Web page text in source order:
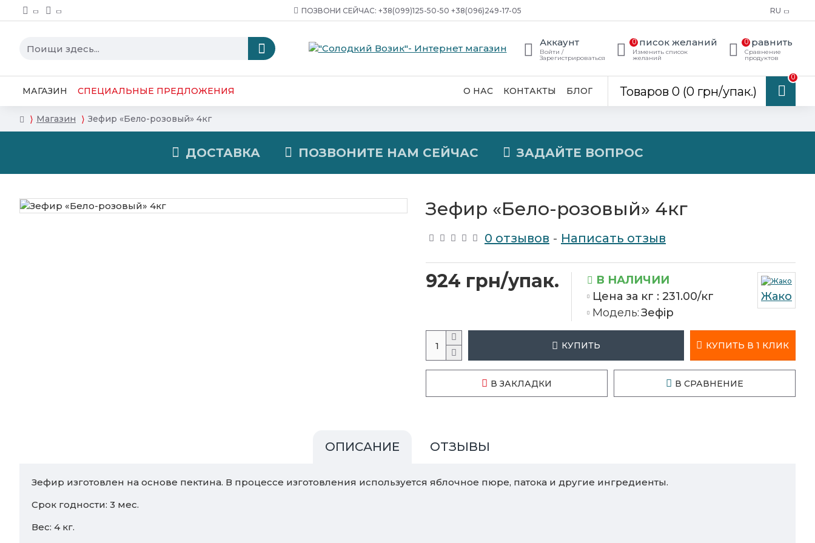
ПОЗВОНИ СЕЙЧАС: ‎+38(099)125-50-50 +38(096)249-17-05 RU
Аккаунт
Войти /
Зарегистрироваться
Список желаний
Изменить список
желаний
0 Сравнить
Сравнение
продуктов
0
МАГАЗИН СПЕЦИАЛЬНЫЕ ПРЕДЛОЖЕНИЯ О НАС КОНТАКТЫ БЛОГ Товаров 0 (0 грн/упак.)
0
Магазин Зефир «Бело-розовый» 4кг
ДОСТАВКА ПОЗВОНИТЕ НАМ СЕЙЧАС ЗАДАЙТЕ ВОПРОС
Зефир «Бело-розовый» 4кг
0 отзывов - Написать отзыв
924 грн/упак.
В НАЛИЧИИ
Цена за кг : 231.00/кг
Модель:Зефір
Жако
КУПИТЬ КУПИТЬ В 1 КЛИК
В ЗАКЛАДКИ В СРАВНЕНИЕ
ОПИСАНИЕ ОТЗЫВЫ
Зефир изготовлен на основе пектина. В процессе изготовления используется яблочное пюре, патока и другие ингредиенты.
Срок годности: 3 мес.
Вес: 4 кг.